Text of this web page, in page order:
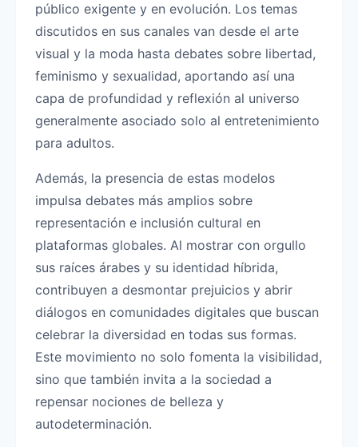
público exigente y en evolución. Los temas
discutidos en sus canales van desde el arte
visual y la moda hasta debates sobre libertad,
feminismo y sexualidad, aportando así una
capa de profundidad y reflexión al universo
generalmente asociado solo al entretenimiento
para adultos.
Además, la presencia de estas modelos
impulsa debates más amplios sobre
representación e inclusión cultural en
plataformas globales. Al mostrar con orgullo
sus raíces árabes y su identidad híbrida,
contribuyen a desmontar prejuicios y abrir
diálogos en comunidades digitales que buscan
celebrar la diversidad en todas sus formas.
Este movimiento no solo fomenta la visibilidad,
sino que también invita a la sociedad a
repensar nociones de belleza y
autodeterminación.